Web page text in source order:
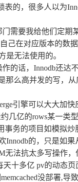
表的，很多人以为
要我给他们定期
己在对应版本的数
是无法使用的。
话，Innodb还达
那么高并发的写，
引擎可以大大加快
几亿的rows某一类
务的项目如模拟炒
Innodb的，只是如
法抗太多写操作，
十多亿 pv的动态
没部署,